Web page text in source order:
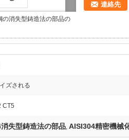
の消失型鋳造法の部品の
連絡先
ズされる
CT5
失型鋳造法の部品, AISI304精密機械